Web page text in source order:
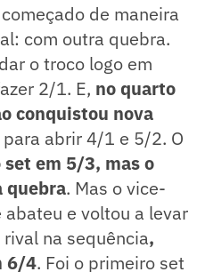
de maneira
com outra quebra.
o troco logo em
2/1. E, no quarto
conquistou nova
para abrir 4/1 e 5/2. O
set em 5/3, mas o
quebra. Mas o vice-
e voltou a levar
na sequência,
6/4. Foi o primeiro set